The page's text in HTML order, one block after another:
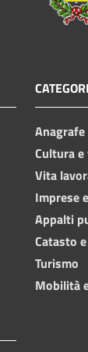
Cultura
Vita
Imprese
Appalti
Catasto
Turismo
Mobilità